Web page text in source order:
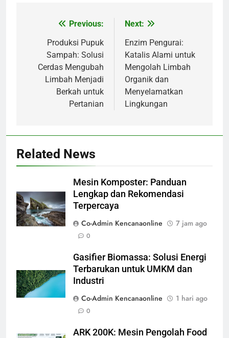
NavigasiPrevious:
Produksi Pupuk
Sampah: Solusi
Cerdas Mengubah
Limbah Menjadi
Berkah untuk
Pertanian
Next:
Enzim Pengurai:
Katalis Alami untuk
Mengolah Limbah
Organik dan
Menyelamatkan
Lingkungan
Related News
Mesin Komposter: Panduan
Lengkap dan Rekomendasi
Terpercaya
Co-Admin Kencanaonline
7 jam ago
0
Gasifier Biomassa: Solusi Energi
Terbarukan untuk UMKM dan
Industri
Co-Admin Kencanaonline
1 hari ago
0
ARK 200K: Mesin Pengolah Food